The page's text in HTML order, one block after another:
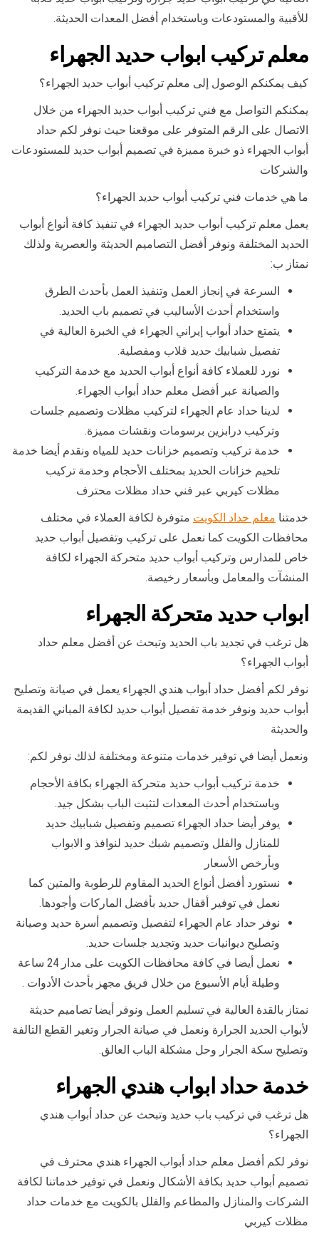
للأقبية والمستودعات وباستخدام أفضل المعدات الحديثة.
معلم تركيب ابواب حديد الجهراء
كيف يمكنكم الوصول إلى معلم تركيب أبواب حديد الجهراء؟
يمكنكم التواصل مع فني تركيب أبواب حديد الجهراء من خلال
الاتصال على الرقم المتوفر على موقعنا حيث نوفر لكم حداد
أبواب الجهراء ذو خبرة مميزة في تصميم أبواب حديد للمستودعات
والشركات
ما هي خدمات فني تركيب أبواب حديد الجهراء؟
يعمل معلم تركيب أبواب حديد الجهراء في تنفيذ كافة أنواع أبواب
الحديد المختلفة ونوفر أفضل التصاميم الحديثة والعصرية ولذلك
نمتاز ب:
السرعة في إنجاز العمل وتنفيذ العمل بأحدث الطرق
واستخدام أحدث الأساليب في تصميم باب الحديد.
يتمتع حداد أبواب إيراني الجهراء في الخبرة العالية في
تفصيل شبابيك حديد قلاب ومفصلية.
نورد للعملاء كافة أنواع أبواب الحديد مع خدمة التركيب
والصيانة عبر أفضل معلم حداد أبواب الجهراء.
لدينا حداد عام الجهراء لتركيب مظلات وتصميم جلسات
وتركيب درابزين برسومات ونقشات مميزة.
خدمة تركيب وتصميم خزانات حديد للمياه ونقدم أيضا خدمة
تلحيم خزانات الحديد بمختلف الأحجام وخدمة تركيب
مظلات كيربي عبر فني حداد مظلات محترف
خدمتنا معلم حداد الكويت متوفرة لكافة العملاء في مختلف
محافظات الكويت كما نعمل على تركيب وتفصيل أبواب حديد
خاص للمدارس وتركيب أبواب حديد متحركة الجهراء لكافة
المنشآت والمعامل وبأسعار رخيصة.
ابواب حديد متحركة الجهراء
هل ترغب في تجديد باب الحديد وتبحث عن أفضل معلم حداد
أبواب الجهراء؟
نوفر لكم أفضل حداد أبواب هندي الجهراء يعمل في صيانة وتصليح
أبواب حديد ونوفر خدمة تفصيل أبواب حديد لكافة المباني القديمة
والحديثة
ونعمل أيضا في توفير خدمات متنوعة ومختلفة لذلك نوفر لكم:
خدمة تركيب أبواب حديد متحركة الجهراء بكافة الأحجام
وباستخدام أحدث المعدات لتثبت الباب بشكل جيد.
يوفر أيضا حداد الجهراء تصميم وتفصيل شبابيك حديد
للمنازل والفلل وتصميم شبك حديد لنوافذ و الابواب
وبأرخص الأسعار
نستورد أفضل أنواع الحديد المقاوم للرطوبة والمتين كما
نعمل في توفير أقفال حديد بأفضل الماركات وأجودها.
نوفر حداد عام الجهراء لتفصيل وتصميم أسرة حديد وصيانة
وتصليح ديوانيات حديد وتجديد جلسات حديد.
نعمل أيضا في كافة محافظات الكويت على مدار 24 ساعة
وطيلة أيام الأسبوع من خلال فريق مجهز بأحدث الأدوات .
نمتاز بالقدة العالية في تسليم العمل ونوفر أيضا تصاميم حديثة
لأبواب الحديد الجرارة ونعمل في صيانة الجرار وتغير القطع التالفة
وتصليح سكة الجرار وحل مشكلة الباب العالق.
خدمة حداد ابواب هندي الجهراء
هل ترغب في تركيب باب حديد وتبحث عن حداد أبواب هندي
الجهراء؟
نوفر لكم أفضل معلم حداد أبواب الجهراء هندي محترف في
تصميم أبواب حديد بكافة الأشكال ونعمل في توفير خدماتنا لكافة
الشركات والمنازل والمطاعم والفلل بالكويت مع خدمات حداد
مظلات كيربي